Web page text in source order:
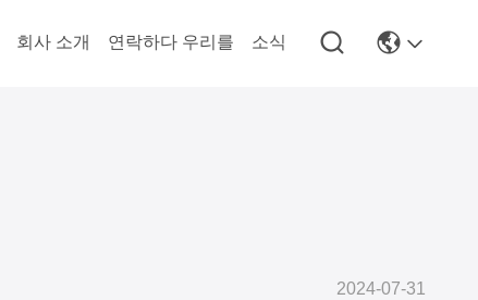
회사 소개 연락하다 우리를 소식
2024-07-31